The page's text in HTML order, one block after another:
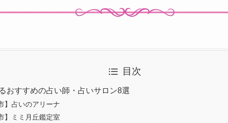
目次
おすすめの占い師・占いサロン8選
】占いのアリーナ
】ミミ月丘鑑定室